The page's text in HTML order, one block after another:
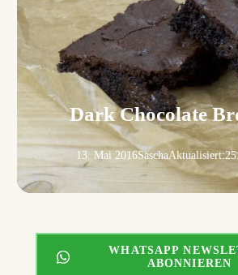
Dark Chocolate
13. Mai 2016SaschaAktualisiert:
WHATSAPP
ABONNIEREN